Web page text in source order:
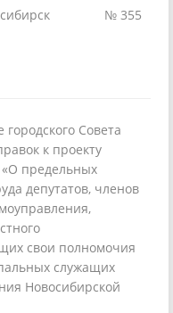
№ 355
Совета
к проекту
«О предельных
депутатов, членов
свои полномочия
служащих
Новосибирской